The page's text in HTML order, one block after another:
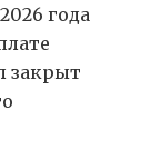
года
закрыт